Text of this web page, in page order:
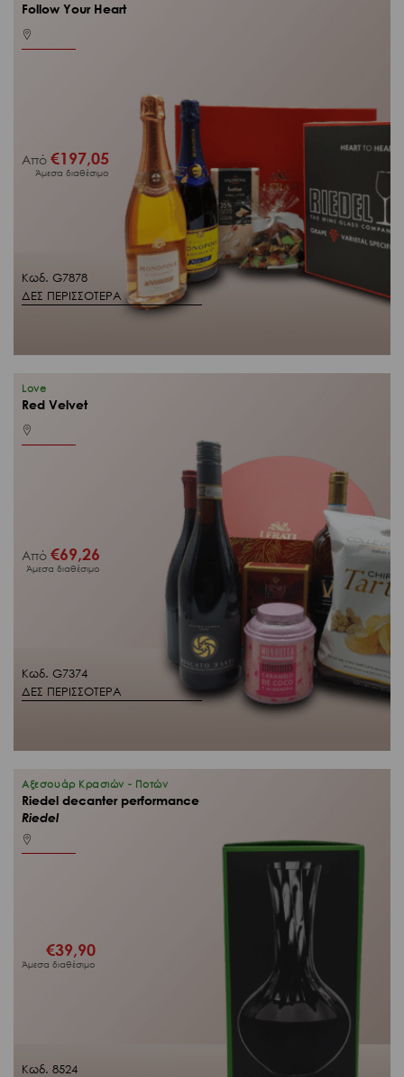
Κωδ. G7878
ΔΕΣ ΠΕΡΙΣΣΟΤΕΡΑ
Follow Your Heart
Από€197,05
Άμεσα διαθέσιμο
Κωδ. G7374
ΔΕΣ ΠΕΡΙΣΣΟΤΕΡΑ
Love
Red Velvet
Από€69,26
Άμεσα διαθέσιμο
Κωδ. 8524
Αξεσουάρ Κρασιών - Ποτών
Riedel decanter performance
Riedel
€39,90
Άμεσα διαθέσιμο